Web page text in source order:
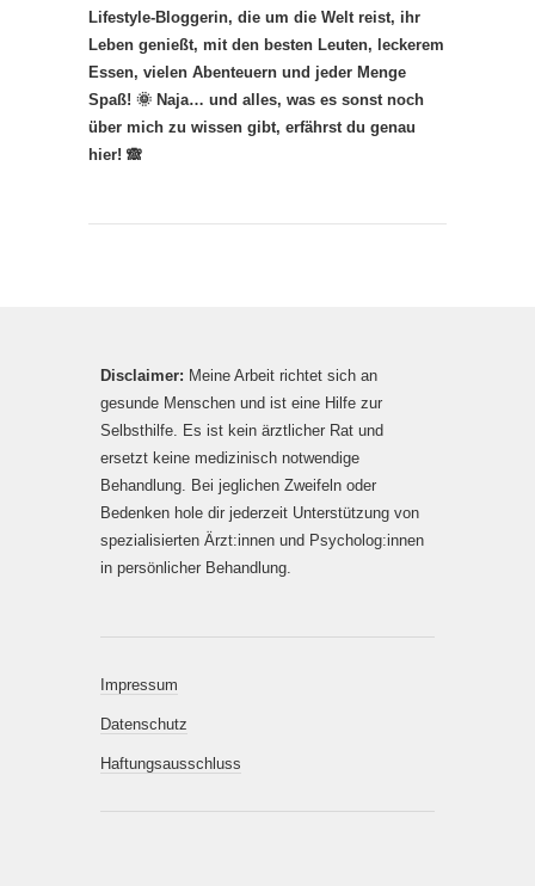
Lifestyle-Bloggerin, die um die Welt reist, ihr
Leben genießt, mit den besten Leuten, leckerem
Essen, vielen Abenteuern und jeder Menge
Spaß! 🌞 Naja… und alles, was es sonst noch
über mich zu wissen gibt, erfährst du genau
hier! 🙈
Disclaimer: Meine Arbeit richtet sich an
gesunde Menschen und ist eine Hilfe zur
Selbsthilfe. Es ist kein ärztlicher Rat und
ersetzt keine medizinisch notwendige
Behandlung. Bei jeglichen Zweifeln oder
Bedenken hole dir jederzeit Unterstützung von
spezialisierten Ärzt:innen und Psycholog:innen
in persönlicher Behandlung.
Impressum
Datenschutz
Haftungsausschluss